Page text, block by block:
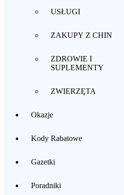
USŁUGI
ZAKUPY Z CHIN
ZDROWIE I
SUPLEMENTY
ZWIERZĘTA
Okazje
Kody Rabatowe
Gazetki
Poradniki